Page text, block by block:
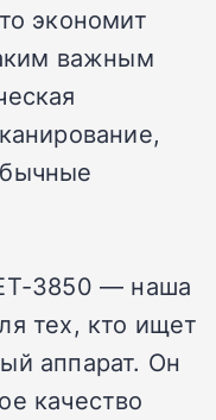
экономит
важным
3850 — наша
тех, кто ищет
аппарат. Он
качество